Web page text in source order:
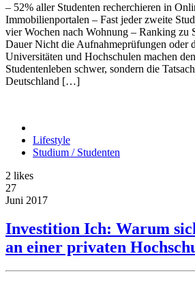
– 52% aller Studenten recherchieren in
Immobilienportalen – Fast jeder zweite
vier Wochen nach Wohnung – Ranking zu
Dauer Nicht die Aufnahmeprüfungen oder
Universitäten und Hochschulen machen
Studentenleben schwer, sondern die
Deutschland […]
Lifestyle
Studium / Studenten
2 likes
27
Juni 2017
Investition Ich: Warum
an einer privaten